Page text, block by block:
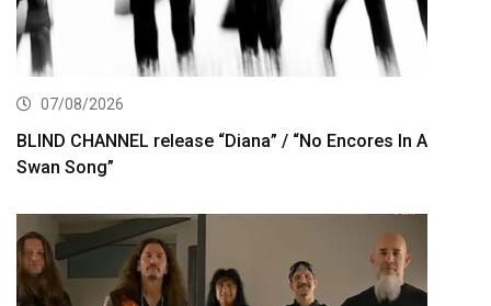
07/08/2026
BLIND CHANNEL release “Diana” / “No Encores In A
Swan Song”